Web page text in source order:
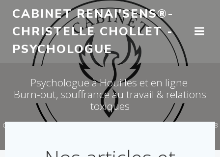
Aller
au
contenu
CABINET RENAI'SENS®-
CHRISTELLE CHOLLET -
PSYCHOLOGUE
Psychologue à Houilles et en ligne
Burn-out, souffrance au travail & relations
toxiques
Consultations visio ou téléphone, partout en France / Présentiel dans le 78